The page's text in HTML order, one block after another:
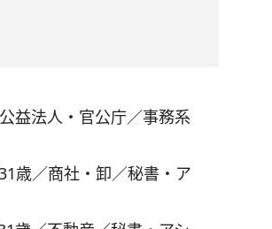
益法人・官公庁／事務系
歳／商社・卸／秘書・ア